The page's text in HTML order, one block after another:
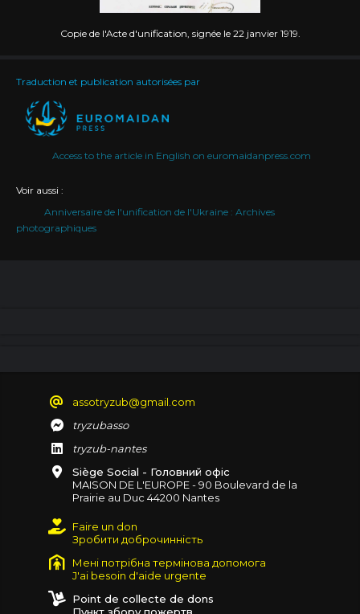
Copie de l'Acte d'unification, signée le 22 janvier 1919.
Traduction et publication autorisées par
Access to the article in English on euromaidanpress.com
Voir aussi :
Anniversaire de l'unification de l'Ukraine : Archives
photographiques
assotryzub@gmail.com
tryzubasso
tryzub-nantes
Siège Social - Головний офіс
MAISON DE L'EUROPE - 90 Boulevard de la
Prairie au Duc 44200 Nantes
Faire un don
Зробити доброчинність
Мені потрібна термінова допомога
J'ai besoin d'aide urgente
Point de collecte de dons